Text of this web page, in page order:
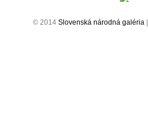
© 2014 Slovenská národná galéria